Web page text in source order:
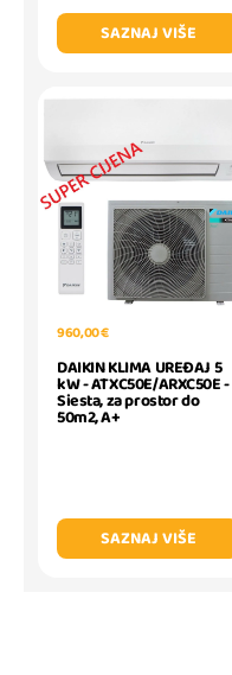
SAZNAJ VIŠE
960,00 €
DAIKIN KLIMA UREĐAJ 5
kW - ATXC50E/ARXC50E -
Siesta, za prostor do
50m2, A+
SAZNAJ VIŠE